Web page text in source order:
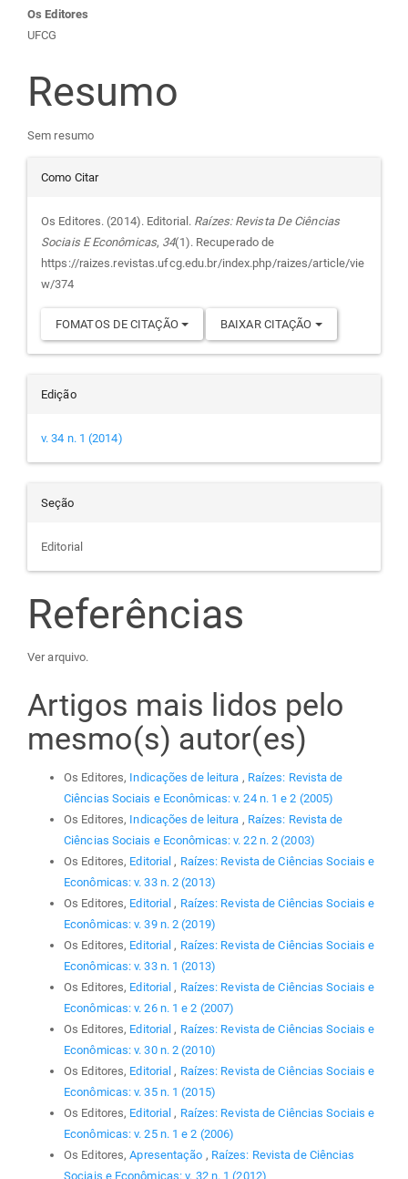
Conteúdo
do
artigo
principal
Os Editores
UFCG
Resumo
Sem resumo
Detalhes
do
artigo
Como Citar
Os Editores. (2014). Editorial. Raízes: Revista De Ciências
Sociais E Econômicas, 34(1). Recuperado de
https://raizes.revistas.ufcg.edu.br/index.php/raizes/article/vie
w/374
FOMATOS DE CITAÇÃO BAIXAR CITAÇÃO
Edição
v. 34 n. 1 (2014)
Seção
Editorial
Referências
Ver arquivo.
Artigos mais lidos pelo
mesmo(s) autor(es)
Os Editores, Indicações de leitura , Raízes: Revista de
Ciências Sociais e Econômicas: v. 24 n. 1 e 2 (2005)
Os Editores, Indicações de leitura , Raízes: Revista de
Ciências Sociais e Econômicas: v. 22 n. 2 (2003)
Os Editores, Editorial , Raízes: Revista de Ciências Sociais e
Econômicas: v. 33 n. 2 (2013)
Os Editores, Editorial , Raízes: Revista de Ciências Sociais e
Econômicas: v. 39 n. 2 (2019)
Os Editores, Editorial , Raízes: Revista de Ciências Sociais e
Econômicas: v. 33 n. 1 (2013)
Os Editores, Editorial , Raízes: Revista de Ciências Sociais e
Econômicas: v. 26 n. 1 e 2 (2007)
Os Editores, Editorial , Raízes: Revista de Ciências Sociais e
Econômicas: v. 30 n. 2 (2010)
Os Editores, Editorial , Raízes: Revista de Ciências Sociais e
Econômicas: v. 35 n. 1 (2015)
Os Editores, Editorial , Raízes: Revista de Ciências Sociais e
Econômicas: v. 25 n. 1 e 2 (2006)
Os Editores,Apresentação , Raízes: Revista de Ciências
Sociais e Econômicas: v. 32 n. 1 (2012)